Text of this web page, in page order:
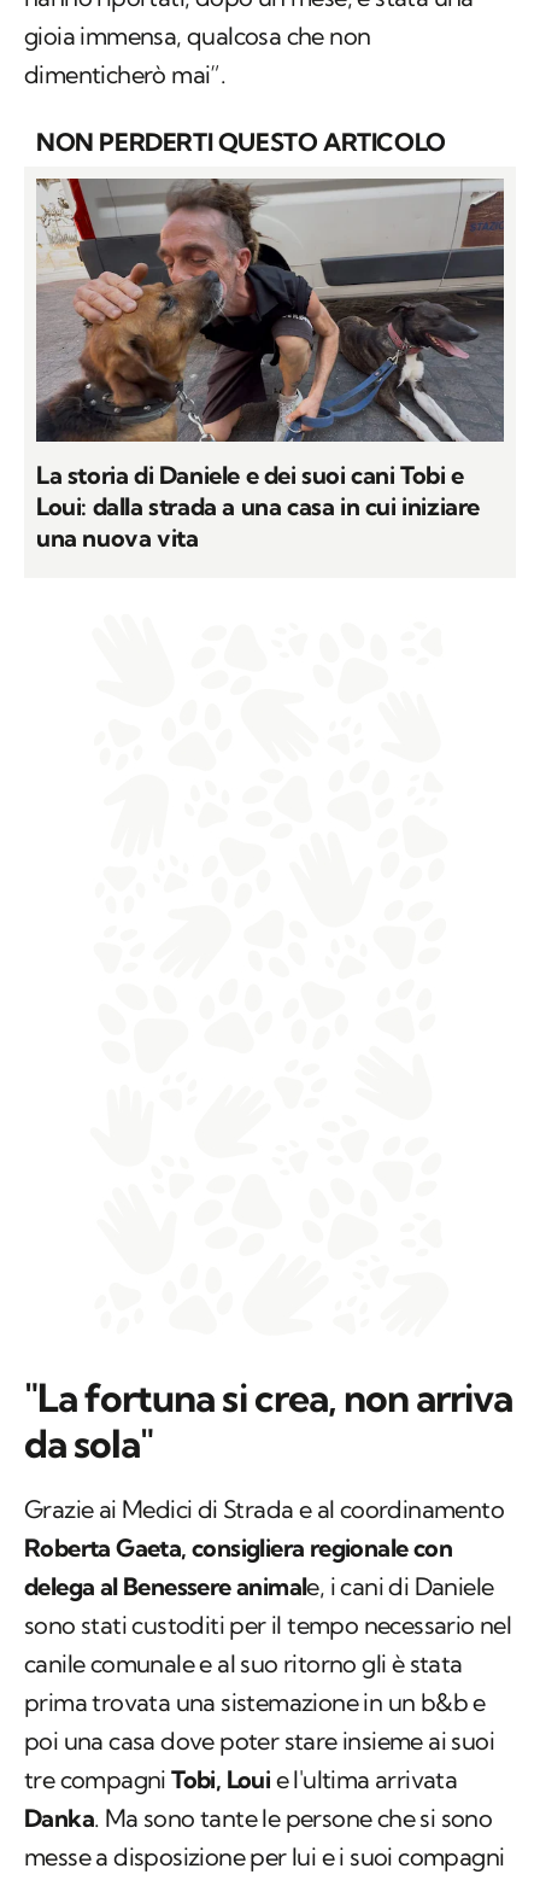
gioia immensa, qualcosa che non
dimenticherò mai”.
NON PERDERTI QUESTO ARTICOLO
La storia di Daniele e dei suoi cani Tobi e
Loui: dalla strada a una casa in cui iniziare
una nuova vita
"La fortuna si crea, non arriva
da sola"
Grazie ai Medici di Strada e al coordinamento
Roberta Gaeta, consigliera regionale con
delega al Benessere animale, i cani di Daniele
sono stati custoditi per il tempo necessario nel
canile comunale e al suo ritorno gli è stata
prima trovata una sistemazione in un b&b e
poi una casa dove poter stare insieme ai suoi
tre compagniTobi, Loui e l'ultima arrivata
Danka. Ma sono tante le persone che si sono
messe a disposizione per lui e i suoi compagni